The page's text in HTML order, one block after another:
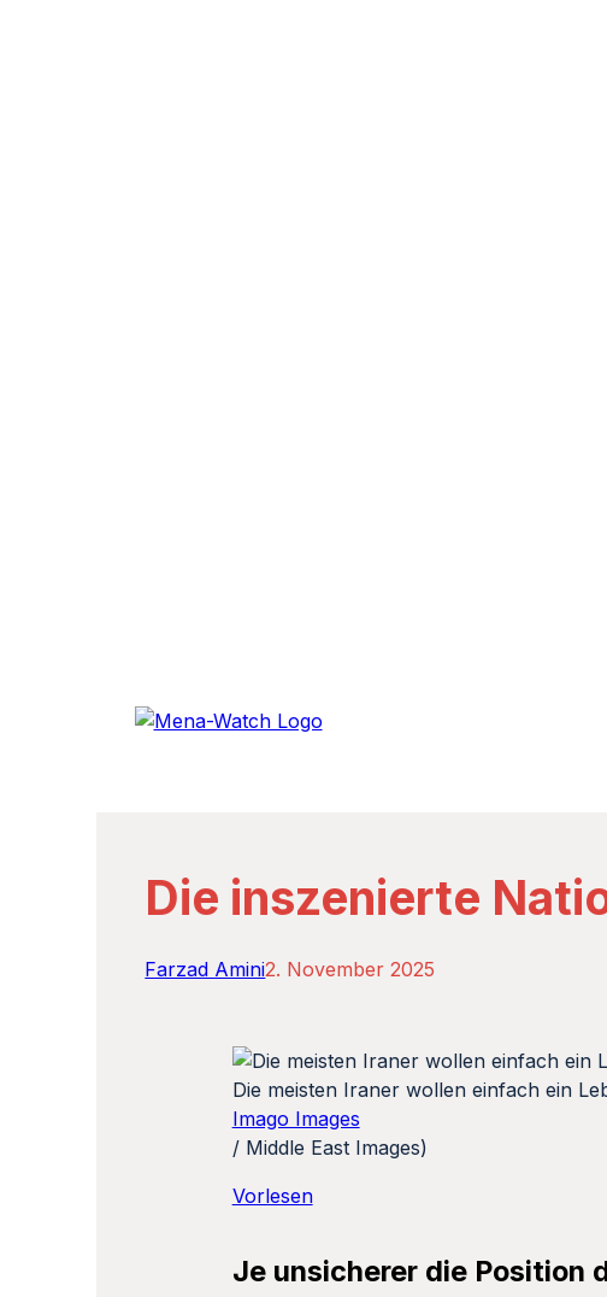
Die inszenierte
Farzad Amini2. November 2025
Die meisten Iraner wollen einfach ein
Imago Images
/ Middle East Images)
Vorlesen
Je unsicherer die Position